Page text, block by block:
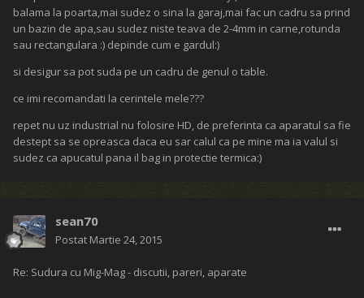
balama la poarta,mai sudez o sina la garaj,mai fac un cadru sa prind
un bazin de apa,sau sudez niste teava de 2-4mm in carne,rotunda
sau rectangulara :) depinde cum e gardul:)
si desigur sa pot suda pe un cadru de genul o table.
ce imi recomandati la cerintele mele???
repet nu uz industrial nu folosire HD, de preferinta ca aparatul sa fie
destept sa se opreasca daca eu sar calul ca pe mine ma ia valul si
sudez ca apucatul pana il bag in protectie termica:)
sean70
Postat Martie 24, 2015
Re: Sudura cu Mig-Mag - discutii, pareri, aparate